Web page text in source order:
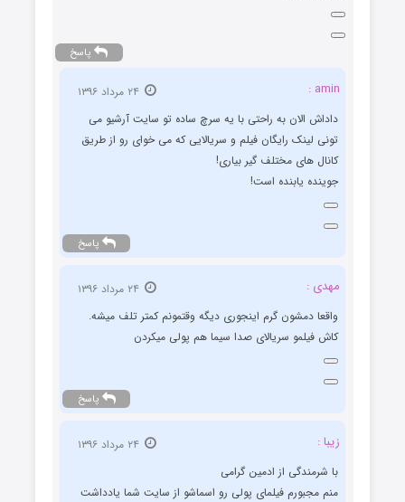
پاسخ
amin :
داداش الان به راحتی با یه سرچ ساده تو سایت آرشیو می
تونی لینک رایگان فیلم و سریالایی که می خوای رو از طریق
کانال های مختلف گیر بیاری!
جوینده یابنده است!
پاسخ
مهدی :
واقعا دمشون گرم اینجوری دیگه وقتمونم کمتر تلف میشه.
کاش فیلمو سریالای صدا سیما هم پولی میکردن
پاسخ
زیبا :
با شرمندگی از ادمین گرامی
منم مجبورم فیلمای پولی رو اسماشو از سایت شما یادداشت